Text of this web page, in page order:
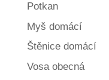
Potkan
Myš domácí
Štěnice domácí
Vosa obecná